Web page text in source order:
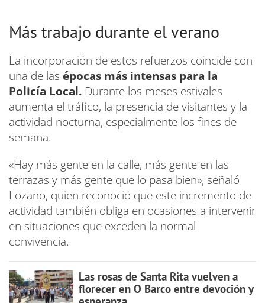
Más trabajo durante el verano
La incorporación de estos refuerzos coincide con
una de las épocas más intensas para la
Policía Local. Durante los meses estivales
aumenta el tráfico, la presencia de visitantes y la
actividad nocturna, especialmente los fines de
semana.
«Hay más gente en la calle, más gente en las
terrazas y más gente que lo pasa bien», señaló
Lozano, quien reconoció que este incremento de
actividad también obliga en ocasiones a intervenir
en situaciones que exceden la normal
convivencia.
Las rosas de Santa Rita vuelven a
florecer en O Barco entre devoción y